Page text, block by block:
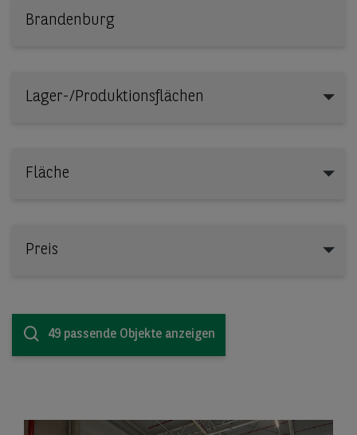
Lager-/Produktionsflächen
Fläche
Preis
49 passende Objekte anzeigen